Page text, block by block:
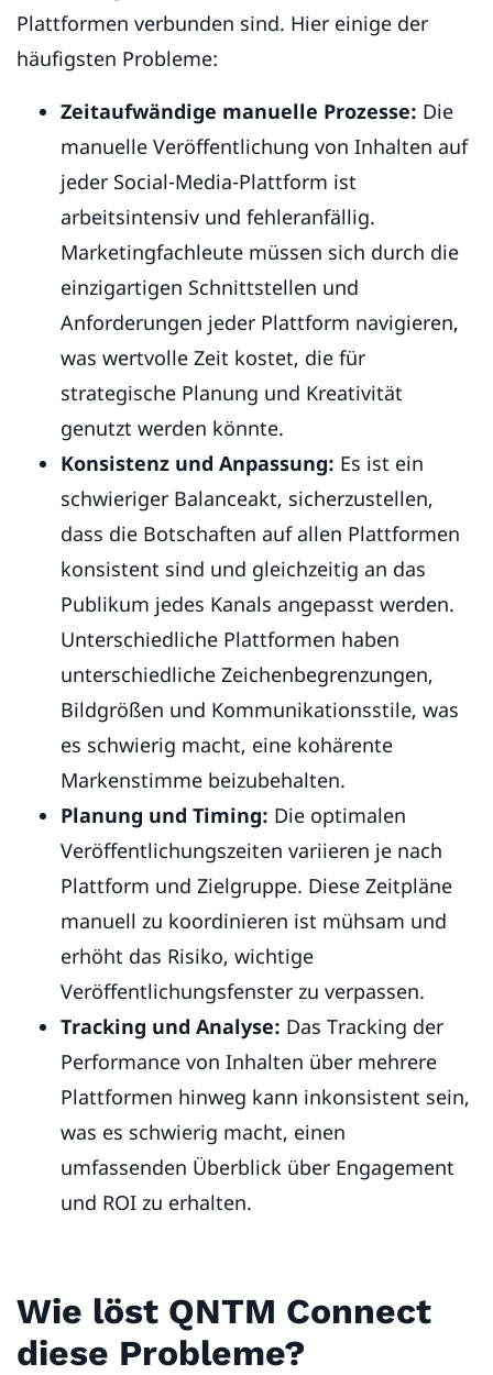
Plattformen verbunden sind. Hier einige der
häufigsten Probleme:
Zeitaufwändige manuelle Prozesse: Die
manuelle Veröffentlichung von Inhalten auf
jeder Social-Media-Plattform ist
arbeitsintensiv und fehleranfällig.
Marketingfachleute müssen sich durch die
einzigartigen Schnittstellen und
Anforderungen jeder Plattform navigieren,
was wertvolle Zeit kostet, die für
strategische Planung und Kreativität
genutzt werden könnte.
Konsistenz und Anpassung: Es ist ein
schwieriger Balanceakt, sicherzustellen,
dass die Botschaften auf allen Plattformen
konsistent sind und gleichzeitig an das
Publikum jedes Kanals angepasst werden.
Unterschiedliche Plattformen haben
unterschiedliche Zeichenbegrenzungen,
Bildgrößen und Kommunikationsstile, was
es schwierig macht, eine kohärente
Markenstimme beizubehalten.
Planung und Timing: Die optimalen
Veröffentlichungszeiten variieren je nach
Plattform und Zielgruppe. Diese Zeitpläne
manuell zu koordinieren ist mühsam und
erhöht das Risiko, wichtige
Veröffentlichungsfenster zu verpassen.
Tracking und Analyse: Das Tracking der
Performance von Inhalten über mehrere
Plattformen hinweg kann inkonsistent sein,
was es schwierig macht, einen
umfassenden Überblick über Engagement
und ROI zu erhalten.
Wie löst QNTM Connect
diese Probleme?